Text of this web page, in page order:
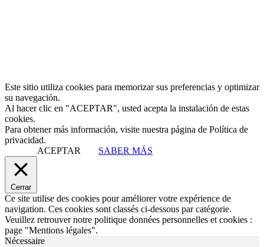
Este sitio utiliza cookies para memorizar sus preferencias y optimizar
su navegación.
Al hacer clic en "ACEPTAR", usted acepta la instalación de estas
cookies.
Para obtener más información, visite nuestra página de Política de
privacidad.
ACEPTAR
SABER MÁS
Cerrar
Ce site utilise des cookies pour améliorer votre expérience de
navigation. Ces cookies sont classés ci-dessous par catégorie.
Veuillez retrouver notre politique données personnelles et cookies :
page "Mentions légales".
Nécessaire